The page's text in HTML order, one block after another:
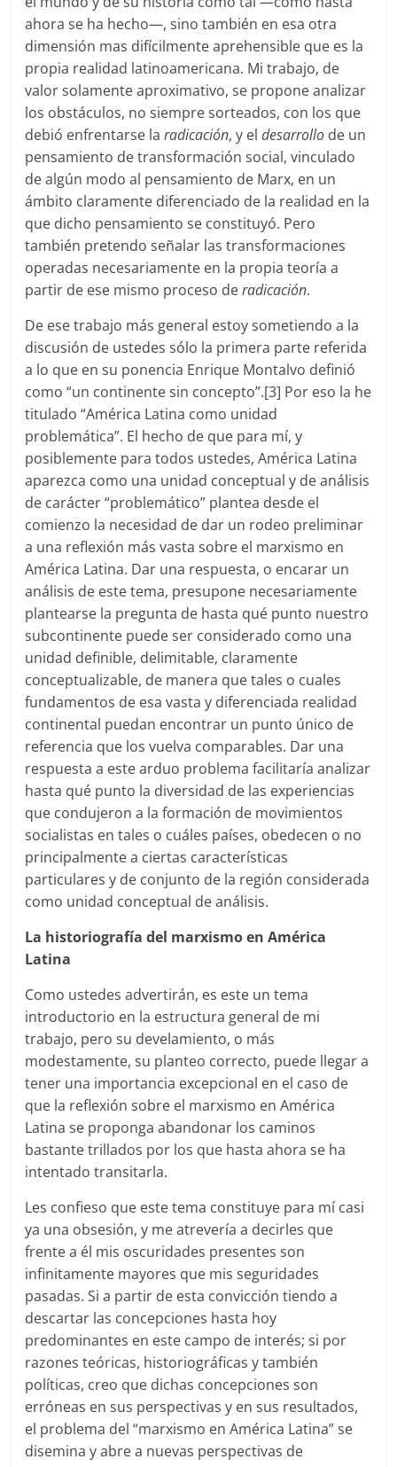
ahora se ha hecho—, sino también en esa otra
dimensión mas difícilmente aprehensible que es la
propia realidad latinoamericana. Mi trabajo, de
valor solamente aproximativo, se propone analizar
los obstáculos, no siempre sorteados, con los que
debió enfrentarse laradicación, y eldesarrollo de un
pensamiento de transformación social, vinculado
de algún modo al pensamiento de Marx, en un
ámbito claramente diferenciado de la realidad en la
que dicho pensamiento se constituyó. Pero
también pretendo señalar las transformaciones
operadas necesariamente en la propia teoría a
partir de ese mismo proceso deradicación.
De ese trabajo más general estoy sometiendo a la
discusión de ustedes sólo la primera parte referida
a lo que en su ponencia Enrique Montalvo definió
como “un continente sin concepto”.[3] Por eso la he
titulado “América Latina como unidad
problemática”. El hecho de que para mí, y
posiblemente para todos ustedes, América Latina
aparezca como una unidad conceptual y de análisis
de carácter “problemático” plantea desde el
comienzo la necesidad de dar un rodeo preliminar
a una reflexión más vasta sobre el marxismo en
América Latina. Dar una respuesta, o encarar un
análisis de este tema, presupone necesariamente
plantearse la pregunta de hasta qué punto nuestro
subcontinente puede ser considerado como una
unidad definible, delimitable, claramente
conceptualizable, de manera que tales o cuales
fundamentos de esa vasta y diferenciada realidad
continental puedan encontrar un punto único de
referencia que los vuelva comparables. Dar una
respuesta a este arduo problema facilitaría analizar
hasta qué punto la diversidad de las experiencias
que condujeron a la formación de movimientos
socialistas en tales o cuáles países, obedecen o no
principalmente a ciertas características
particulares y de conjunto de la región considerada
como unidad conceptual de análisis.
La historiografía del marxismo en América
Latina
Como ustedes advertirán, es este un tema
introductorio en la estructura general de mi
trabajo, pero su develamiento, o más
modestamente, su planteo correcto, puede llegar a
tener una importancia excepcional en el caso de
que la reflexión sobre el marxismo en América
Latina se proponga abandonar los caminos
bastante trillados por los que hasta ahora se ha
intentado transitarla.
Les confieso que este tema constituye para mí casi
ya una obsesión, y me atrevería a decirles que
frente a él mis oscuridades presentes son
infinitamente mayores que mis seguridades
pasadas. Si a partir de esta convicción tiendo a
descartar las concepciones hasta hoy
predominantes en este campo de interés; si por
razones teóricas, historiográficas y también
políticas, creo que dichas concepciones son
erróneas en sus perspectivas y en sus resultados,
el problema del “marxismo en América Latina” se
disemina y abre a nuevas perspectivas de